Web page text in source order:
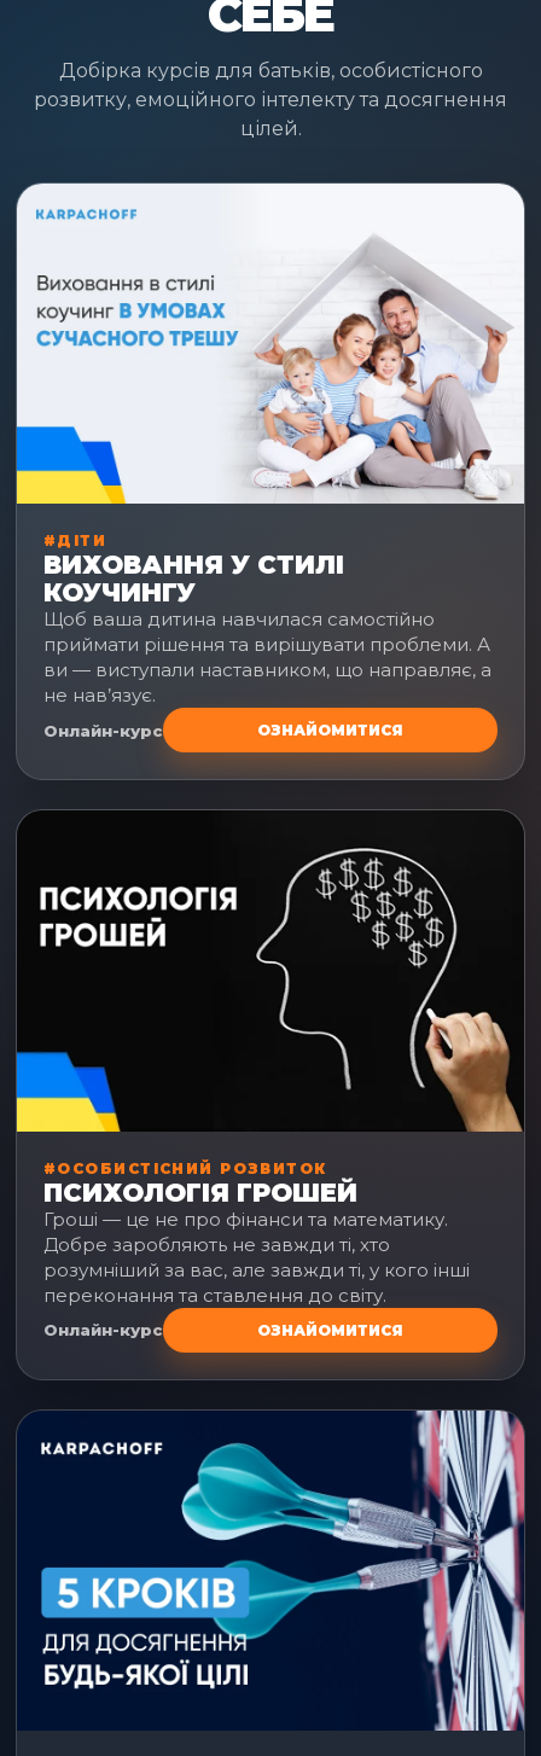
СЕБЕ
Добірка курсів для батьків, особистісного
розвитку, емоційного інтелекту та досягнення
цілей.
#ДІТИ
ВИХОВАННЯ У СТИЛІ
КОУЧИНГУ
Щоб ваша дитина навчилася самостійно
приймати рішення та вирішувати проблеми. А
ви — виступали наставником, що направляє, а
не нав’язує.
Онлайн-курс ОЗНАЙОМИТИСЯ
#ОСОБИСТІСНИЙ РОЗВИТОК
ПСИХОЛОГІЯ ГРОШЕЙ
Гроші — це не про фінанси та математику.
Добре заробляють не завжди ті, хто
розумніший за вас, але завжди ті, у кого інші
переконання та ставлення до світу.
Онлайн-курс ОЗНАЙОМИТИСЯ